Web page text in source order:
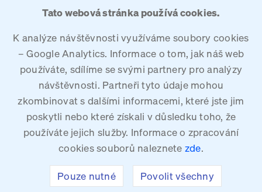
Tato webová stránka používá cookies.
K analýze návštěvnosti využíváme soubory cookies
– Google Analytics. Informace o tom, jak náš web
používáte, sdílíme se svými partnery pro analýzy
návštěvnosti. Partneři tyto údaje mohou
zkombinovat s dalšími informacemi, které jste jim
poskytli nebo které získali v důsledku toho, že
používáte jejich služby. Informace o zpracování
cookies souborů naleznete zde.
Pouze nutné Povolit všechny